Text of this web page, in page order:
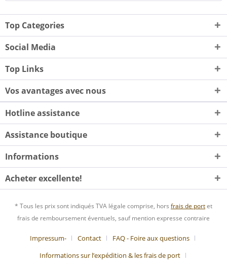
Top Categories
Social Media
Top Links
Vos avantages avec nous
Hotline assistance
Assistance boutique
Informations
Acheter excellente!
* Tous les prix sont indiqués TVA légale comprise, hors frais de portet
frais de remboursement éventuels, sauf mention expresse contraire
Impressum- Contact
FAQ - Foire aux questions
Informations sur l’expédition & les frais de port